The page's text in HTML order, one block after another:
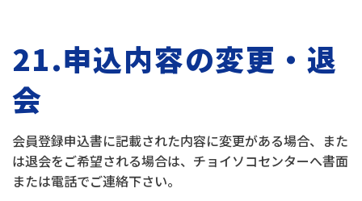
21.申込内容の変更・退
会
会員登録申込書に記載された内容に変更がある場合、また
は退会をご希望される場合は、チョイソコセンターへ書面
または電話でご連絡下さい。